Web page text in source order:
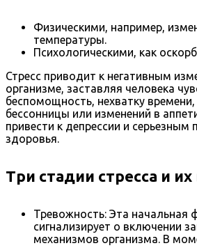
Физическими, например,
температуры.
Психологическими, как
Стресс приводит к негативным
организме, заставляя человека
беспомощность, нехватку
бессонницы или изменений в
привести к депрессии и
здоровья.
Три стадии стресса и
Тревожность: Эта начальная
сигнализирует о включении
механизмов организма. В